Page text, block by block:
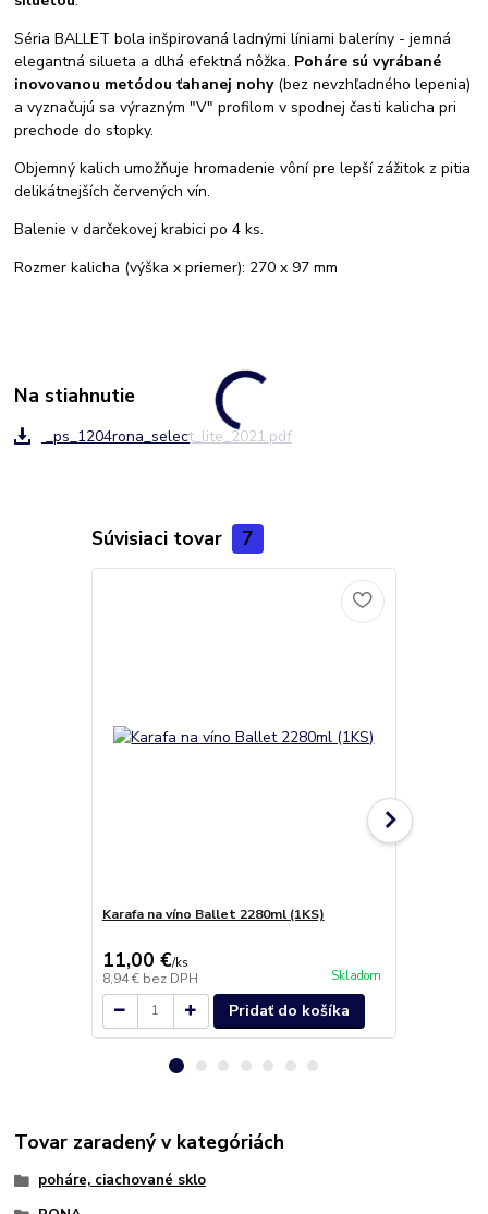
Séria BALLET bola inšpirovaná ladnými líniami baleríny - jemná
elegantná silueta a dlhá efektná nôžka. Poháre sú vyrábané
inovovanou metódou ťahanej nohy(bez nevzhľadného lepenia)
a vyznačujú sa výrazným "V" profilom v spodnej časti kalicha pri
prechode do stopky.
Objemný kalich umožňuje hromadenie vôní pre lepší zážitok z pitia
delikátnejších červených vín.
Balenie v darčekovej krabici po 4 ks.
Rozmer kalicha (výška x priemer): 270 x 97 mm
Na stiahnutie
_ps_1204rona_select_lite_2021.pdf
Súvisiaci tovar 7
Karafa na víno Ballet 2280ml (1KS)
11,00 €/ks
8,94 € bez DPH Skladom
Pridať do košíka
Tovar zaradený v kategóriách
poháre, ciachované sklo